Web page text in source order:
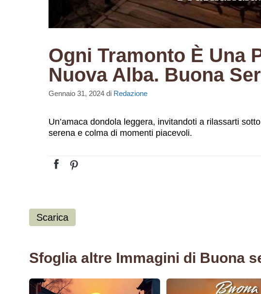
Ogni Tramonto È Una
Nuova Alba. Buona
Gennaio 31, 2024 di Redazione
Un’amaca dondola leggera, invitandoti a rilassarti
serena e colma di momenti piacevoli.
Scarica
Sfoglia altre Immagini di Buona